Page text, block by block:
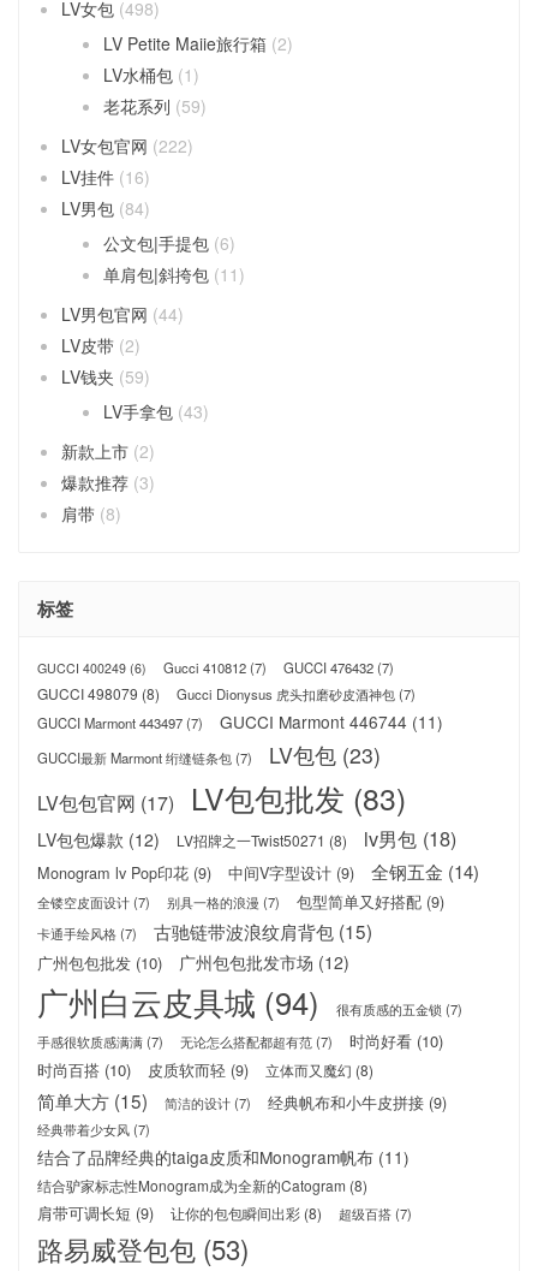
LV女包 (498)
LV Petite Maiie旅行箱 (2)
LV水桶包 (1)
老花系列 (59)
LV女包官网 (222)
LV挂件 (16)
LV男包 (84)
公文包|手提包 (6)
单肩包|斜挎包 (11)
LV男包官网 (44)
LV皮带 (2)
LV钱夹 (59)
LV手拿包 (43)
新款上市 (2)
爆款推荐 (3)
肩带 (8)
标签
GUCCI 400249 (6) Gucci 410812(7) GUCCI 476432(7)
GUCCI 498079 (8) Gucci Dionysus 虎头扣磨砂皮酒神包(7)
GUCCI Marmont 443497(7) GUCCI Marmont 446744 (11)
GUCCI最新 Marmont 绗缝链条包(7) LV包包 (23)
LV包包官网 (17) LV包包批发 (83)
LV包包爆款 (12) LV招牌之一Twist50271 (8) lv男包 (18)
Monogram lv Pop印花 (9) 中间V字型设计 (9) 全钢五金 (14)
全镂空皮面设计(7) 别具一格的浪漫 (7) 包型简单又好搭配 (9)
卡通手绘风格(7) 古驰链带波浪纹肩背包 (15)
广州包包批发 (10) 广州包包批发市场 (12)
广州白云皮具城 (94) 很有质感的五金锁 (7)
手感很软质感满满(7) 无论怎么搭配都超有范(7) 时尚好看 (10)
时尚百搭 (10) 皮质软而轻 (9) 立体而又魔幻 (8)
简单大方 (15) 简洁的设计(7) 经典帆布和小牛皮拼接 (9)
经典带着少女风(7)
结合了品牌经典的taiga皮质和Monogram帆布 (11)
结合驴家标志性Monogram成为全新的Catogram (8)
肩带可调长短 (9) 让你的包包瞬间出彩 (8) 超级百搭(7)
路易威登包包 (53)